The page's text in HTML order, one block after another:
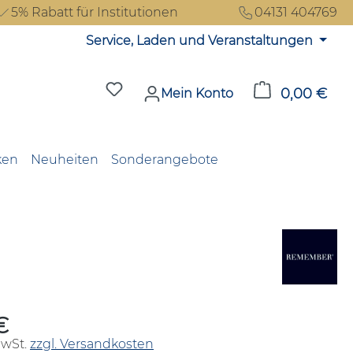
5% Rabatt für Institutionen
04131 404769
Service, Laden und Veranstaltungen
Du hast 0 Produkte auf dem
Mein Konto 0,00 €
Neuheiten Sonderangebote
zzgl. Versandkosten